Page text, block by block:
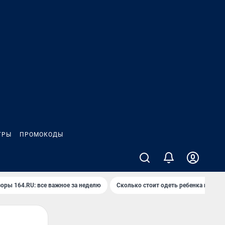
ПРОМОКОДЫ
164.RU: все важное за неделю Сколько стоит одеть ребенка на